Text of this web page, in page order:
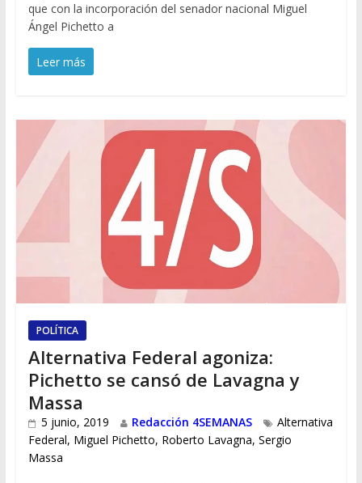
que con la incorporación del senador nacional Miguel
Ángel Pichetto a
Leer más
POLÍTICA
Alternativa Federal agoniza:
Pichetto se cansó de Lavagna y
Massa
5 junio, 2019 Redacción 4SEMANAS
Alternativa
Federal, Miguel Pichetto, Roberto Lavagna, Sergio
Massa